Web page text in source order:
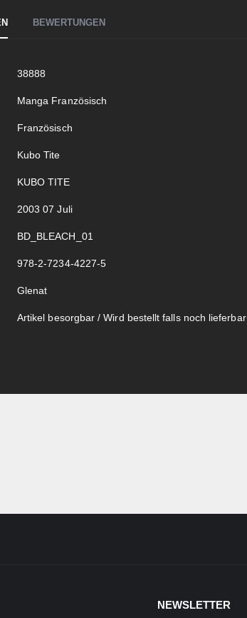
38888
Manga Französisch
Französisch
Kubo Tite
KUBO TITE
2003 07 Juli
BD_BLEACH_01
978-2-7234-4227-5
Glenat
Artikel besorgbar / Wird bestellt falls noch lieferbar
BEWERTUNGEN
NEWSLETTER